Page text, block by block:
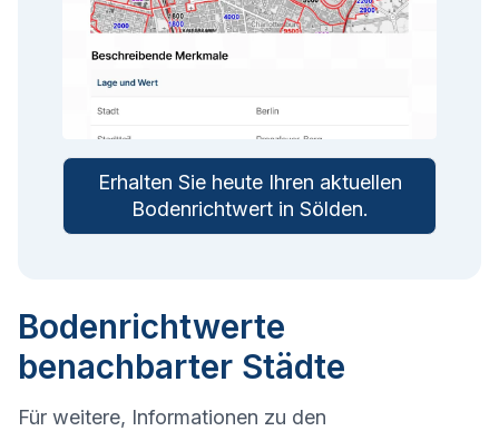
Erhalten Sie heute Ihren aktuellen
Bodenrichtwert in Sölden.
Bodenrichtwerte
benachbarter Städte
Für weitere, Informationen zu den